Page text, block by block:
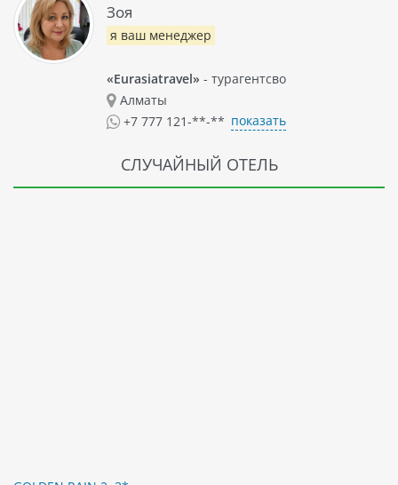
Зоя
я ваш менеджер
«Eurasiatravel» - турагентсво
Алматы
+7 777 121-**-** показать
СЛУЧАЙНЫЙ ОТЕЛЬ